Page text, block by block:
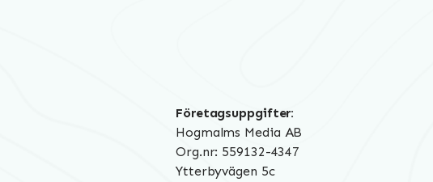
Företagsuppgifter:
Hogmalms Media AB
Org.nr: 559132-4347
Ytterbyvägen 5c